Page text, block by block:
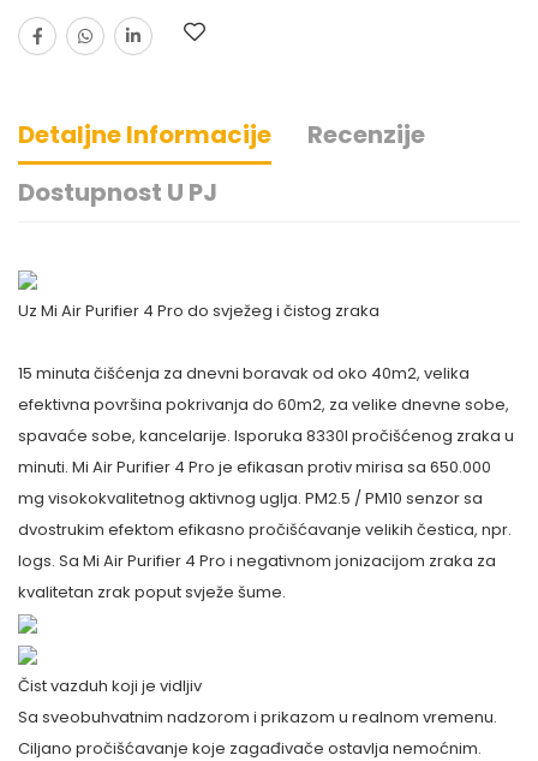
Detaljne Informacije
Recenzije
Dostupnost U PJ
Uz Mi Air Purifier 4 Pro do svježeg i čistog zraka
15 minuta čišćenja za dnevni boravak od oko 40m2, velika
efektivna površina pokrivanja do 60m2, za velike dnevne sobe,
spavaće sobe, kancelarije. Isporuka 8330l pročišćenog zraka u
minuti. Mi Air Purifier 4 Pro je efikasan protiv mirisa sa 650.000
mg visokokvalitetnog aktivnog uglja. PM2.5 / PM10 senzor sa
dvostrukim efektom efikasno pročišćavanje velikih čestica, npr.
logs. Sa Mi Air Purifier 4 Pro i negativnom jonizacijom zraka za
kvalitetan zrak poput svježe šume.
Čist vazduh koji je vidljiv
Sa sveobuhvatnim nadzorom i prikazom u realnom vremenu.
Ciljano pročišćavanje koje zagađivače ostavlja nemoćnim.